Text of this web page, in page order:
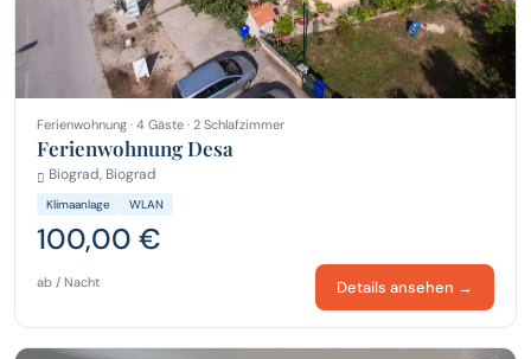
Ferienwohnung · 4 Gäste · 2 Schlafzimmer
Ferienwohnung Desa
Biograd, Biograd
Klimaanlage WLAN
100,00 €
ab / Nacht Details ansehen →